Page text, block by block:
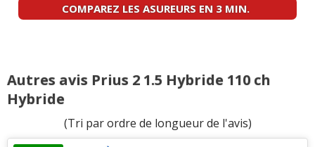
COMPAREZ LES ASUREURS EN 3 MIN.
Autres avis Prius 2 1.5 Hybride 110 ch
Hybride
(Tri par ordre de longueur de l'avis)